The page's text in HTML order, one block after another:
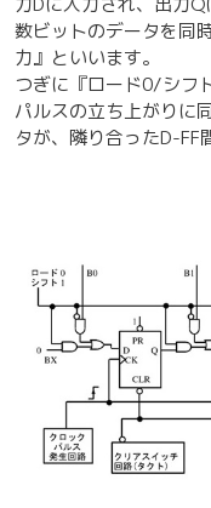
数ビットのデータを同
力』といいます。
つぎに『ロード0/シフ
パルスの立ち上がりに
タが、隣り合ったD-FF